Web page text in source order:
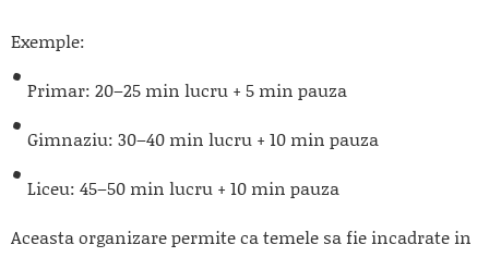
Exemple:
Primar: 20–25 min lucru + 5 min pauza
Gimnaziu: 30–40 min lucru + 10 min pauza
Liceu: 45–50 min lucru + 10 min pauza
Aceasta organizare permite ca temele sa fie incadrate in